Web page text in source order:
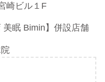
崎ビル１F
美眠 Bimin】併設店舗
院